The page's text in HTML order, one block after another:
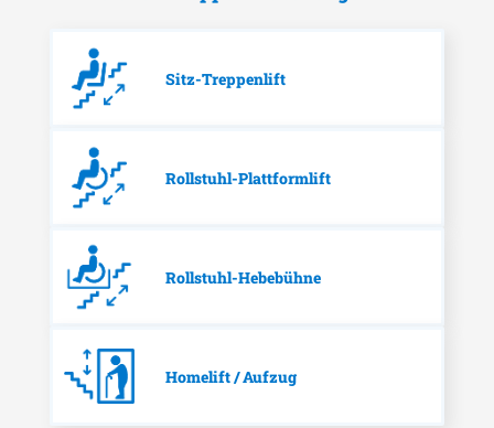
Sitz-Treppenlift
Rollstuhl-Plattformlift
Rollstuhl-Hebebühne
Homelift / Aufzug